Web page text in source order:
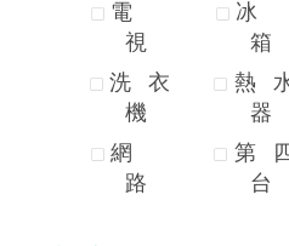
電
視
洗
衣
機
網
路
冰
箱
熱
器
第
台